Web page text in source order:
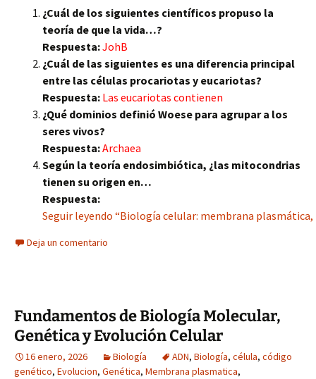
¿Cuál de los siguientes científicos propuso la
teoría de que la vida…?
Respuesta:JohB
¿Cuál de las siguientes es una diferencia principal
entre las células procariotas y eucariotas?
Respuesta: Las eucariotas contienen
¿Qué dominios definió Woese para agrupar a los
seres vivos?
Respuesta:Archaea
Según la teoría endosimbiótica, ¿las mitocondrias
tienen su origen en…
Respuesta:
Seguir leyendo “Biología celular: membrana
Deja un comentario
Fundamentos de Biología Molecular,
Genética y Evolución Celular
16 enero, 2026 Biología ADN, Biología, célula, código
genético, Evolucion, Genética, Membrana plasmatica,